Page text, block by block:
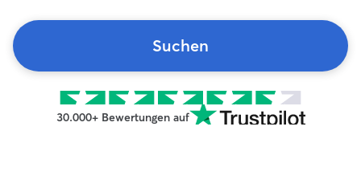
Suchen
30.000+ Bewertungen auf